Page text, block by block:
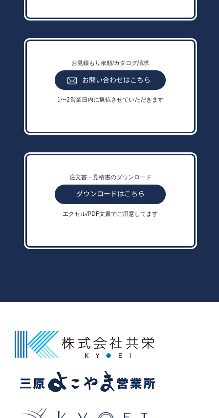
お見積もり依頼/カタログ請求
1〜2営業日内に返信させていただきます
注文書・見積書のダウンロード
エクセル/PDF文書でご用意してます